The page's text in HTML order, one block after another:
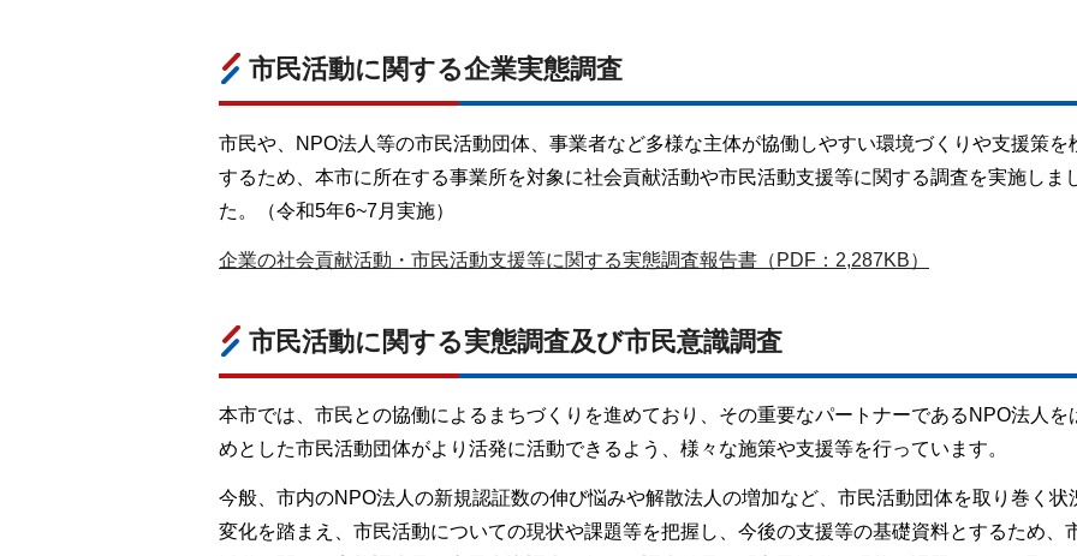
市民活動に関する企業実態調査
市民や、NPO法人等の市民活動団体、事業者など多様な主体が協働しやすい環境づくりや支援策を
するため、本市に所在する事業所を対象に社会貢献活動や市民活動支援等に関する調査を実施しま
た。（令和5年6~7月実施）
企業の社会貢献活動・市民活動支援等に関する実態調査報告書（PDF：2,287KB）
市民活動に関する実態調査及び市民意識調査
本市では、市民との協働によるまちづくりを進めており、その重要なパートナーであるNPO法人を
めとした市民活動団体がより活発に活動できるよう、様々な施策や支援等を行っています。
今般、市内のNPO法人の新規認証数の伸び悩みや解散法人の増加など、市民活動団体を取り巻く状
変化を踏まえ、市民活動についての現状や課題等を把握し、今後の支援等の基礎資料とするため、